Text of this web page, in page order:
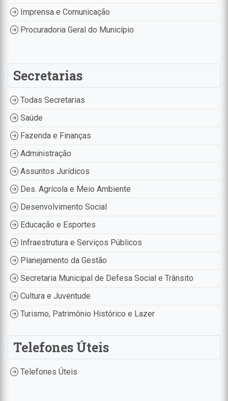
Imprensa e Comunicação
Procuradoria Geral do Município
Secretarias
Todas Secretarias
Saúde
Fazenda e Finanças
Administração
Assuntos Jurídicos
Des. Agrícola e Meio Ambiente
Desenvolvimento Social
Educação e Esportes
Infraestrutura e Serviços Públicos
Planejamento da Gestão
Secretaria Municipal de Defesa Social e Trânsito
Cultura e Juventude
Turismo, Patrimônio Histórico e Lazer
Telefones Úteis
Telefones Úteis